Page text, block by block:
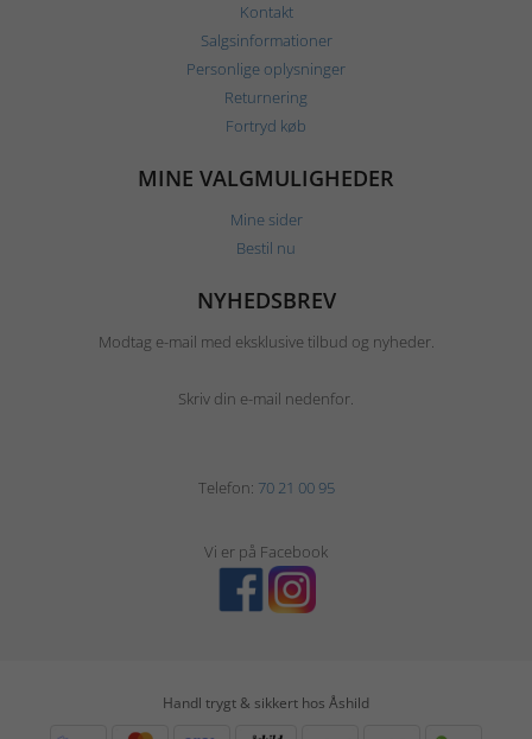
Kontakt
Salgsinformationer
Personlige oplysninger
Returnering
Fortryd køb
MINE VALGMULIGHEDER
Mine sider
Bestil nu
NYHEDSBREV
Modtag e-mail med eksklusive tilbud og nyheder.
Skriv din e-mail nedenfor.
Telefon: 70 21 00 95
Vi er på Facebook
Handl trygt & sikkert hos Åshild